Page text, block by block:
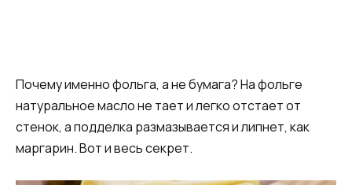
Почему именно фольга, а не бумага? На фольге
натуральное масло не тает и легко отстает от
стенок, а подделка размазывается и липнет, как
маргарин. Вот и весь секрет.